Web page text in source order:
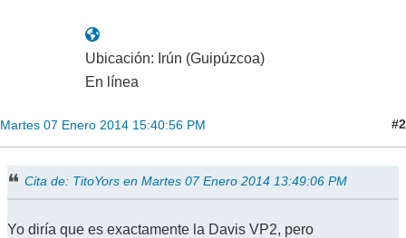
Ubicación: Irún (Guipúzcoa)
En línea
Martes 07 Enero 2014 15:40:56 PM #2
Cita de: TitoYors en Martes 07 Enero 2014 13:49:06 PM
Yo diría que es exactamente la Davis VP2, pero